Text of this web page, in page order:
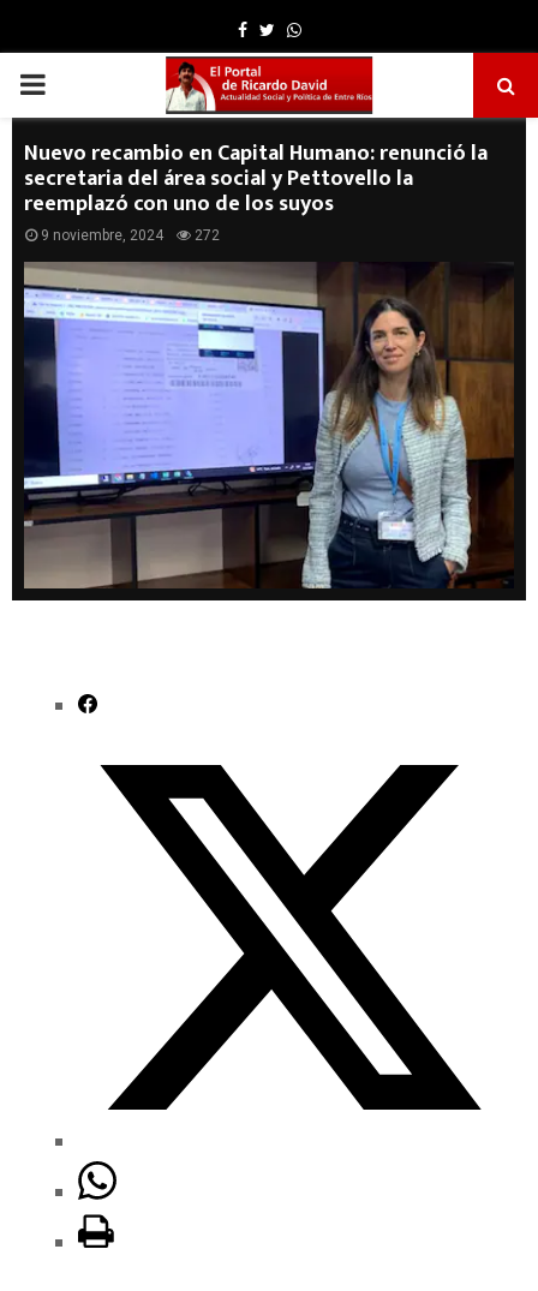
Facebook
TwitterWhatsapp
PRIMARY
MENU
Nuevo recambio en Capital Humano: renunció la
secretaria del área social y Pettovello la
reemplazó con uno de los suyos
9 noviembre, 2024 272